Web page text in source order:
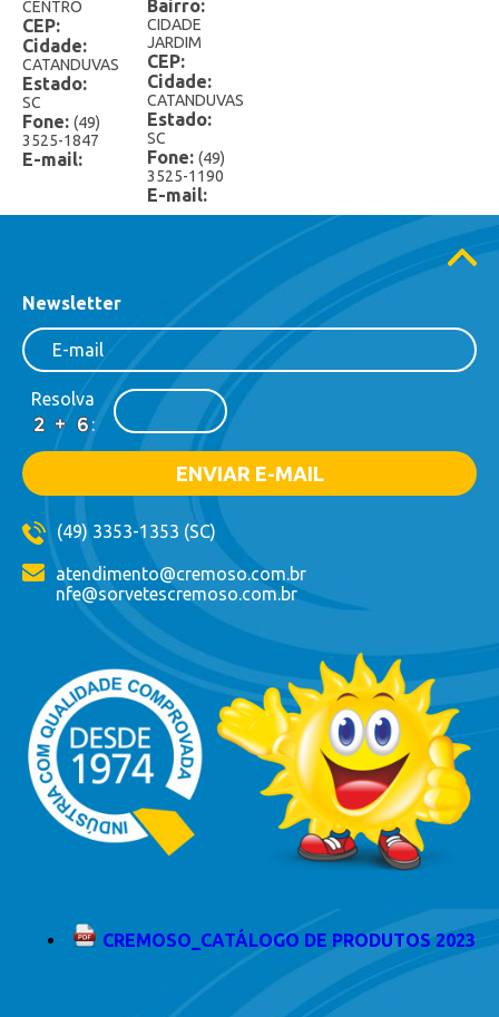
Cremosy Extra
Especiais
Extra
Frutasy
Gelato
Potes 2 Litros
Potes 3 Litros
Sorvete Mexicano
Sorvete Grego
CENTRO
CEP:
Cidade:
CATANDUVAS
Estado:
SC
Fone: (49)
3525-1847
E-mail:
Bairro:
CIDADE
JARDIM
CEP:
Cidade:
CATANDUVAS
Estado:
SC
Fone: (49)
3525-1190
E-mail:
Newsletter
Resolva
:
(49) 3353-1353 (SC)
atendimento@cremoso.com.br
nfe@sorvetescremoso.com.br
CREMOSO_CATÁLOGO DE PRODUTOS 2023